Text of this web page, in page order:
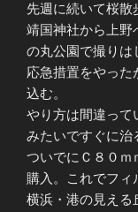
先週に続いて桜散
靖国神社から上野
の丸公園で撮りは
応急措置をやった
込む。
やり方は間違って
みたいですぐに治
ついでにＣ８０ｍ
購入。これでフィ
横浜・港の見える